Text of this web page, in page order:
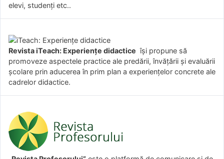
elevi, studenți etc..
Revista iTeach: Experienţe didactice îşi propune să
promoveze aspectele practice ale predării, învăţării şi evaluării
şcolare prin aducerea în prim plan a experienţelor concrete ale
cadrelor didactice.